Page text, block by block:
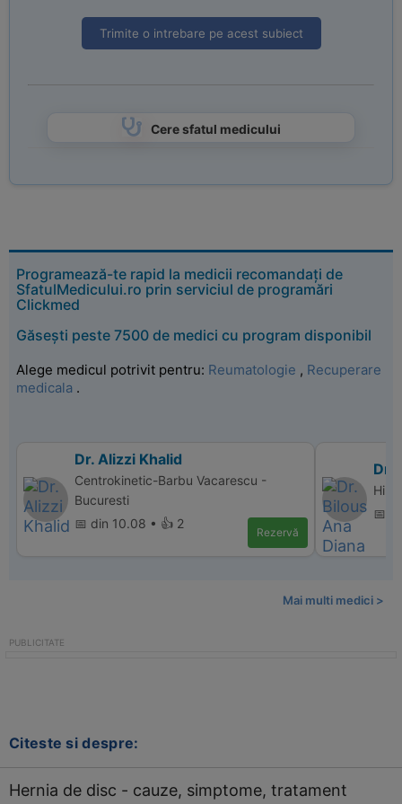
Trimite o intrebare pe acest subiect
Cere sfatul medicului
Programează-te rapid la medicii recomandați de
SfatulMedicului.ro prin serviciul de programări
Clickmed
Găsești peste 7500 de medici cu program disponibil
Alege medicul potrivit pentru: Reumatologie , Recuperare
medicala .
Dr. Alizzi Khalid
Centrokinetic-Barbu Vacarescu -
Bucuresti
📅 din 10.08 • 👍 2
Rezervă
Dr.
📅
Mai multi medici >
Citeste si despre:
Hernia de disc - cauze, simptome, tratament